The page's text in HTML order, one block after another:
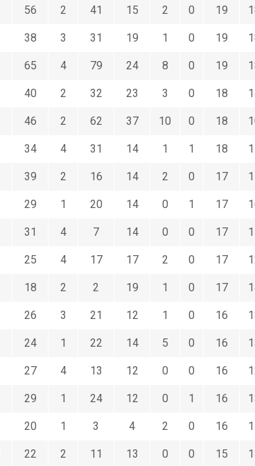
56 2 41 15 2 0 19
38 3 31 19 1 0 19
65 4 79 24 8 0 19
40 2 32 23 3 0 18
46 2 62 37 10 0 18
34 4 31 14 1 1 18
39 2 16 14 2 0 17
29 1 20 14 0 1 17
31 4 7 14 0 0 17
25 4 17 17 2 0 17
18 2 2 19 1 0 17
26 3 21 12 1 0 16
24 1 22 14 5 0 16
27 4 13 12 0 0 16
29 1 24 12 0 1 16
20 1 3 4 2 0 16
22 2 11 13 0 0 15